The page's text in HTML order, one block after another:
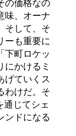
味、オーナ
そして、そ
ーも重要に
下町ロケッ
にかけるミ
げていくス
わけだ。そ
通じてシェ
ンドになる